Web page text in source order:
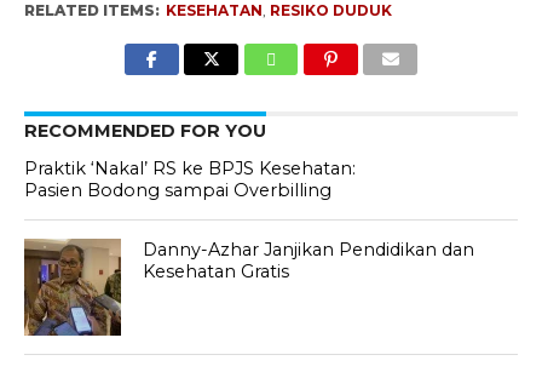
RELATED ITEMS: KESEHATAN, RESIKO DUDUK
RECOMMENDED FOR YOU
Praktik ‘Nakal’ RS ke BPJS Kesehatan:
Pasien Bodong sampai Overbilling
Danny-Azhar Janjikan Pendidikan dan
Kesehatan Gratis